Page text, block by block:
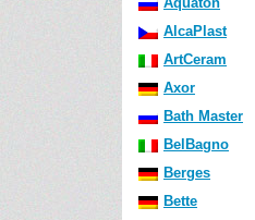
AlcaPlast
ArtCeram
Axor
Bath Master
BelBagno
Berges
Bette
Чистящее средство GROHE